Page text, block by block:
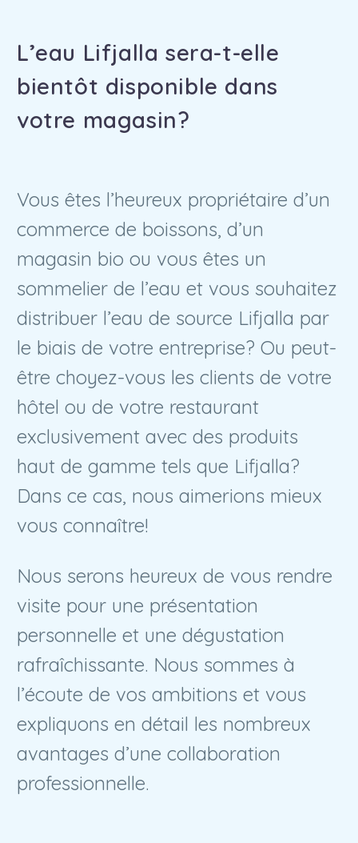
L’eau Lifjalla sera-t-elle
bientôt disponible dans
votre magasin?
Vous êtes l’heureux propriétaire d’un
commerce de boissons, d’un
magasin bio ou vous êtes un
sommelier de l’eau et vous souhaitez
distribuer l’eau de source Lifjalla par
le biais de votre entreprise? Ou peut-
être choyez-vous les clients de votre
hôtel ou de votre restaurant
exclusivement avec des produits
haut de gamme tels que Lifjalla?
Dans ce cas, nous aimerions mieux
vous connaître!
Nous serons heureux de vous rendre
visite pour une présentation
personnelle et une dégustation
rafraîchissante. Nous sommes à
l’écoute de vos ambitions et vous
expliquons en détail les nombreux
avantages d’une collaboration
professionnelle.